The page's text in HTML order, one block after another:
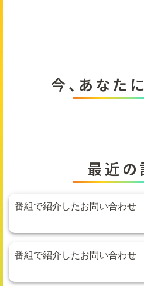
今、あなた
最近の
番組で紹介したお問い合わせ
番組で紹介したお問い合わせ